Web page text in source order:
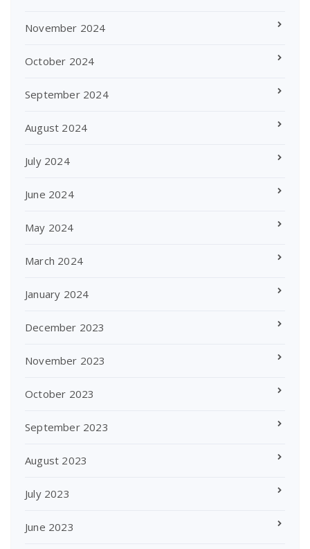
November 2024
October 2024
September 2024
August 2024
July 2024
June 2024
May 2024
March 2024
January 2024
December 2023
November 2023
October 2023
September 2023
August 2023
July 2023
June 2023